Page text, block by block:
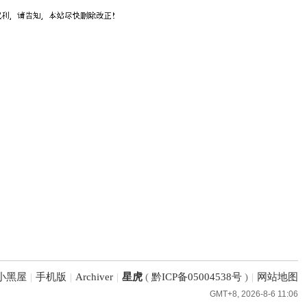
黑屋 | 手机版 | Archiver | 星虎( 黔ICP备05004538号) | 网站地图
GMT+8, 2026-8-6 11:06